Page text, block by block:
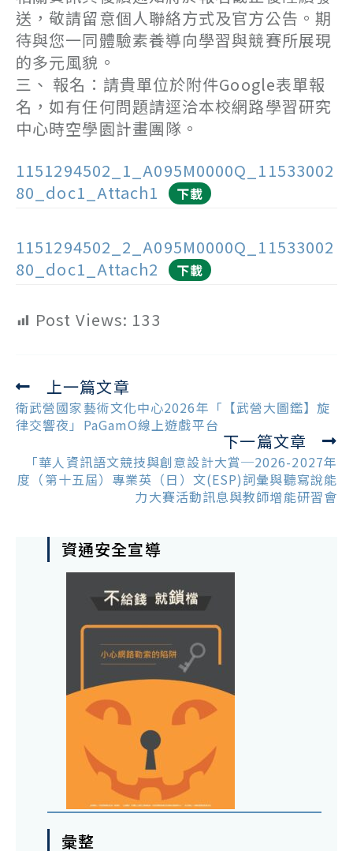
送，敬請留意個人聯絡方式及官方公告。期
待與您一同體驗素養導向學習與競賽所展現
的多元風貌。
三、 報名：請貴單位於附件Google表單報
名，如有任何問題請逕洽本校網路學習研究
中心時空學園計畫團隊。
1151294502_1_A095M0000Q_11533002
80_doc1_Attach1
下載
1151294502_2_A095M0000Q_11533002
80_doc1_Attach2
下載
Post Views: 133
Read
more
articles
上一篇文章
衛武營國家藝術文化中心2026年「【武營大圖鑑】旋
律交響夜」PaGamO線上遊戲平台
下一篇文章
「華人資訊語文競技與創意設計大賞─2026-2027年
度（第十五屆）專業英（日）文(ESP)詞彙與聽寫說能
力大賽活動訊息與教師增能研習會
資通安全宣導
彙整